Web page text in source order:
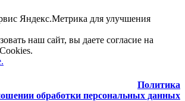
Яндекс.Метрика для улучшения
наш сайт, вы даете согласие на
Политика
обработки персональных данных